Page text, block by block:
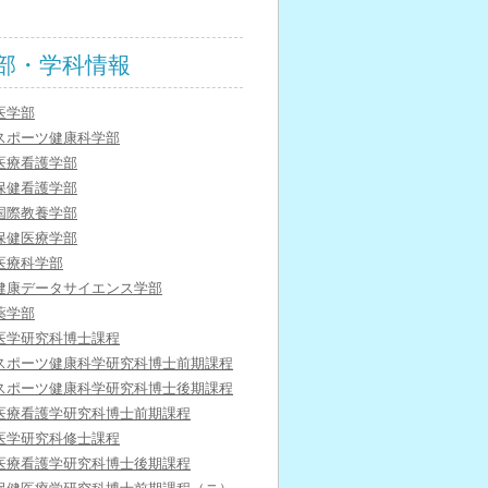
・学科情報
学部
ポーツ健康科学部
療看護学部
健看護学部
際教養学部
健医療学部
療科学部
康データサイエンス学部
学部
学研究科博士課程
ポーツ健康科学研究科博士前期課程
ポーツ健康科学研究科博士後期課程
療看護学研究科博士前期課程
学研究科修士課程
療看護学研究科博士後期課程